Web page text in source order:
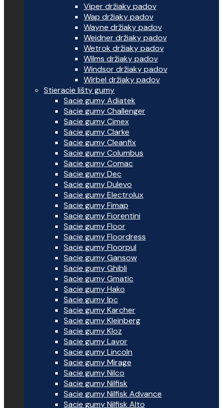
Viper držiaky padov
Wap držiaky padov
Wayne držiaky padov
Weidner držiaky padov
Wetrok držiaky padov
Wilms držiaky padov
Windsor držiaky padov
Wirbel držiaky padov
Stieracie lišty gumy
Sacie gumy Adiatek
Sacie gumy Challenger
Sacie gumy Cimex
Sacie gumy Clarke
Sacie gumy Cleanfix
Sacie gumy Columbus
Sacie gumy Comac
Sacie gumy Dec
Sacie gumy Dulevo
Sacie gumy Electrolux
Sacie gumy Fimap
Sacie gumy Fiorentini
Sacie gumy Floor
Sacie gumy Floordress
Sacie gumy Floorpul
Sacie gumy Gansow
Sacie gumy Ghibli
Sacie gumy Gmatic
Sacie gumy Hako
Sacie gumy Ipc
Sacie gumy Karcher
Sacie gumy Kleinberg
Sacie gumy Kloz
Sacie gumy Lavor
Sacie gumy Lincoln
Sacie gumy Mirage
Sacie gumy Nilco
Sacie gumy Nilfisk
Sacie gumy Nilfisk Advance
Sacie gumy Nilfisk Alto